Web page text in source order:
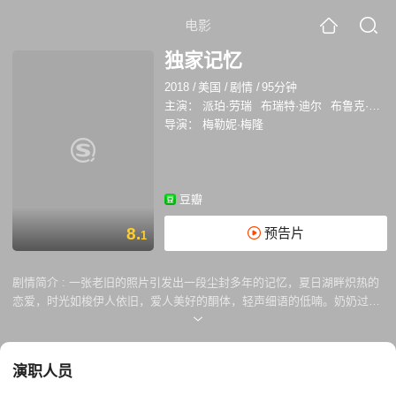
电影
8.1
独家记忆
2018 / 美国 /剧情 /95分钟
主演：
派珀·劳瑞 布瑞特·迪尔
布鲁克·亚当斯
导演：
梅勒妮·梅隆
豆瓣
预告片
剧情简介 : 一张老旧的照片引发出一段尘封多年的记忆，夏日湖畔炽热的
恋爱，时光如梭伊人依旧，爱人美好的酮体，轻声细语的低喃。奶奶过去
的秘密和孙女未来的秘密相遇，知道真相后愤怒的母亲，祖孙三代人跨越
演职人员